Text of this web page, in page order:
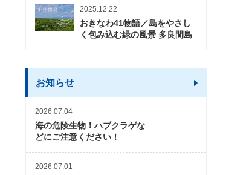
2026年度 かりゆしビーチ営業
2026年3月5日〜2026年10月31日
【期間限定】オーシャ
2026年3月20日〜2026年11
2025.12.22
おきなわ41物語／島をやさし
く包み込む緑の風景 多良間島
お知らせ
2026.07.04
海の危険生物！ハブクラゲな
どにご注意ください！
2026.07.01